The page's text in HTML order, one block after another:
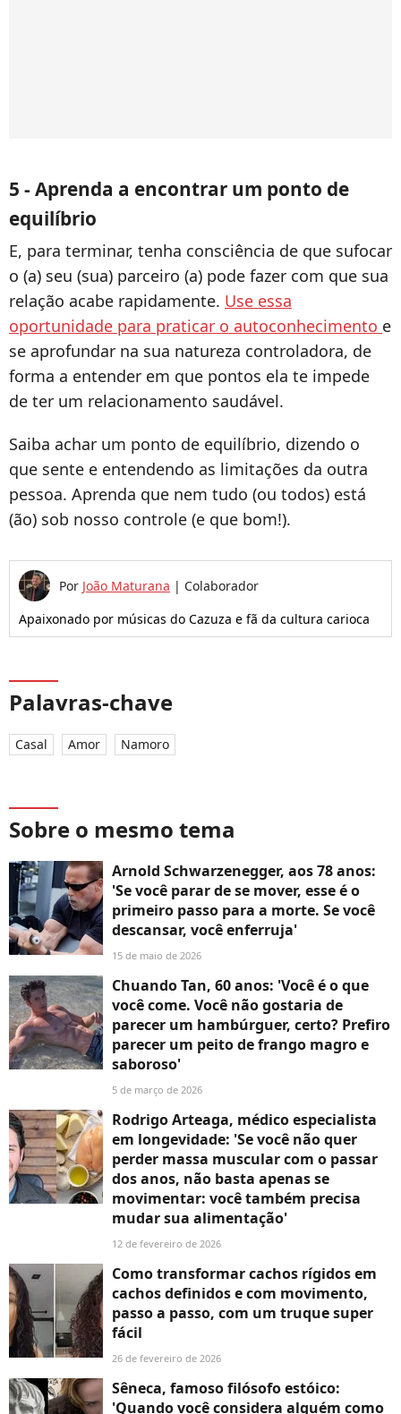
5 - Aprenda a encontrar um ponto de
equilíbrio
E, para terminar, tenha consciência de que sufocar
o (a) seu (sua) parceiro (a) pode fazer com que sua
relação acabe rapidamente. Use essa
oportunidade para praticar o autoconhecimento e
se aprofundar na sua natureza controladora, de
forma a entender em que pontos ela te impede
de ter um relacionamento saudável.
Saiba achar um ponto de equilíbrio, dizendo o
que sente e entendendo as limitações da outra
pessoa. Aprenda que nem tudo (ou todos) está
(ão) sob nosso controle (e que bom!).
Por João Maturana | Colaborador
Apaixonado por músicas do Cazuza e fã da cultura carioca
Palavras-chave
Casal Amor Namoro
Sobre o mesmo tema
Arnold Schwarzenegger, aos 78 anos:
'Se você parar de se mover, esse é o
primeiro passo para a morte. Se você
descansar, você enferruja'
15 de maio de 2026
Chuando Tan, 60 anos: 'Você é o que
você come. Você não gostaria de
parecer um hambúrguer, certo? Prefiro
parecer um peito de frango magro e
saboroso'
5 de março de 2026
Rodrigo Arteaga, médico especialista
em longevidade: 'Se você não quer
perder massa muscular com o passar
dos anos, não basta apenas se
movimentar: você também precisa
mudar sua alimentação'
12 de fevereiro de 2026
Como transformar cachos rígidos em
cachos definidos e com movimento,
passo a passo, com um truque super
fácil
26 de fevereiro de 2026
Sêneca, famoso filósofo estóico:
'Quando você considera alguém como